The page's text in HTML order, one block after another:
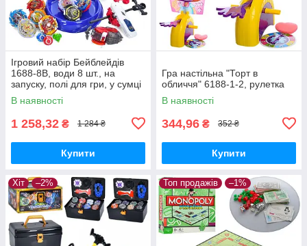
Ігровий набір Бейблейдів
1688-8B, води 8 шт., на
запуску, полі для гри, у сумці
В наявності
1 258,32 ₴ 1 284 ₴
Купити
Гра настільна "Торт в
обличчя" 6188-1-2, рулетка
В наявності
344,96 ₴ 352 ₴
Купити
Хіт –2% Топ продажів –1%